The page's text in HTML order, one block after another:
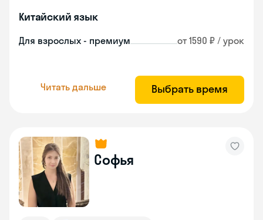
Китайский язык
Для взрослых - премиум от 1590 ₽ / урок
Читать дальше Выбрать время
Софья